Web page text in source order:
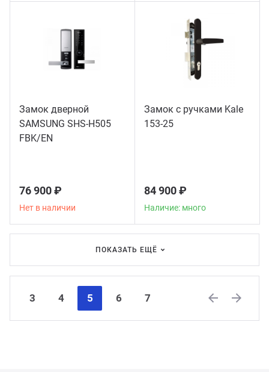
Замок дверной
SAMSUNG SHS-H505
FBK/EN
76 900 ₽
Нет в наличии
Замок с ручками Kale
153-25
84 900 ₽
Наличие: много
ПОКАЗАТЬ ЕЩЁ
3 4 5 6
7